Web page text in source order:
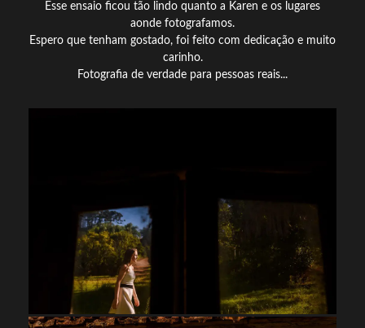
Esse ensaio ficou tão lindo quanto a Karen e os lugares
aonde fotografamos.
Espero que tenham gostado, foi feito com dedicação e muito
carinho.
Fotografia de verdade para pessoas reais...